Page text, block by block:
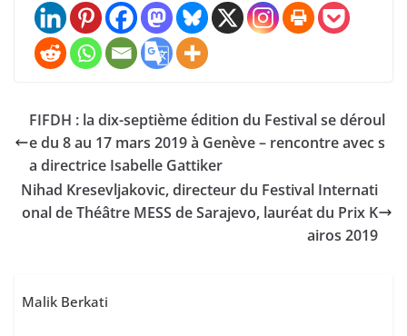
FIFDH : la dix-septième édition du Festival se déroul
e du 8 au 17 mars 2019 à Genève – rencontre avec s
a directrice Isabelle Gattiker
Nihad Kresevljakovic, directeur du Festival Internati
onal de Théâtre MESS de Sarajevo, lauréat du Prix K
airos 2019
Malik Berkati